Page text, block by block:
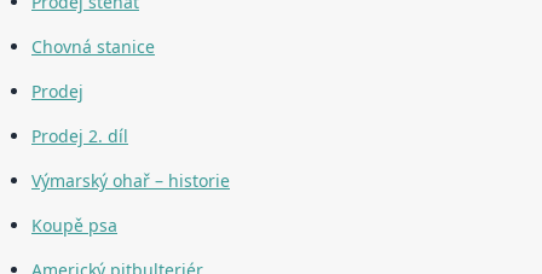
Chovná stanice
Prodej
Prodej 2. díl
Výmarský ohař – historie
Koupě psa